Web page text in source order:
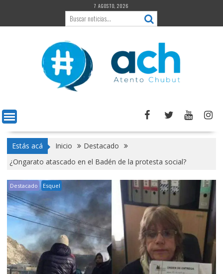
contenido
7 AGOSTO, 2026
Estás acá Inicio
Destacado
¿Ongarato atascado en el Badén de la protesta social?
Destacado Esquel